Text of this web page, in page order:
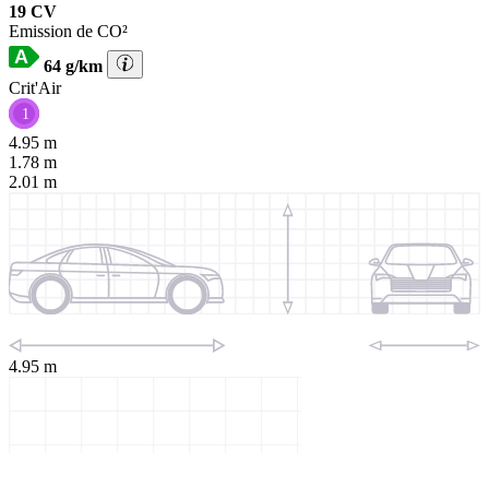
19 CV
Emission de CO²
64 g/km
Crit'Air
1
4.95 m
1.78 m
2.01 m
4.95 m